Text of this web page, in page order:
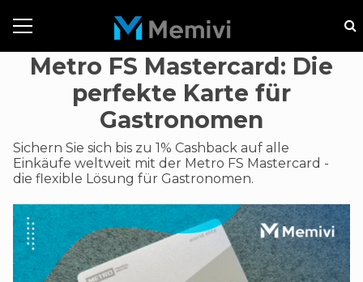
Metro FS Mastercard: Die
perfekte Karte für
Gastronomen
Sichern Sie sich bis zu 1% Cashback auf alle
Einkäufe weltweit mit der Metro FS Mastercard -
die flexible Lösung für Gastronomen.